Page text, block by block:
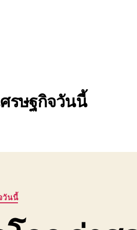
รษฐกิจวันนี้
วันนี้